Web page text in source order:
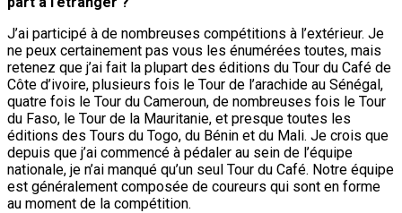
J’ai participé à de nombreuses compétitions à l’extérieur. Je
ne peux certainement pas vous les énumérées toutes, mais
retenez que j’ai fait la plupart des éditions du Tour du Café de
Côte d’ivoire, plusieurs fois le Tour de l’arachide au Sénégal,
quatre fois le Tour du Cameroun, de nombreuses fois le Tour
du Faso, le Tour de la Mauritanie, et presque toutes les
éditions des Tours du Togo, du Bénin et du Mali. Je crois que
depuis que j’ai commencé à pédaler au sein de l’équipe
nationale, je n’ai manqué qu’un seul Tour du Café. Notre équipe
est généralement composée de coureurs qui sont en forme
au moment de la compétition.